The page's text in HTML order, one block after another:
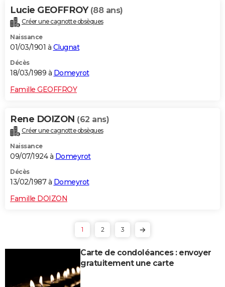
Lucie GEOFFROY (88 ans)
Créer une cagnotte obsèques
Naissance
01/03/1901 à Clugnat
Décès
18/03/1989 à Domeyrot
Famille GEOFFROY
Rene DOIZON (62 ans)
Créer une cagnotte obsèques
Naissance
09/07/1924 à Domeyrot
Décès
13/02/1987 à Domeyrot
Famille DOIZON
1 2 3
Carte de condoléances : envoyer
gratuitement une carte